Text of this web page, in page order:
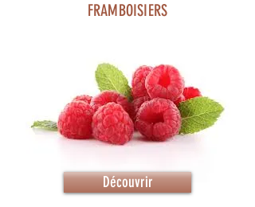
FRAMBOISIERS
Découvrir